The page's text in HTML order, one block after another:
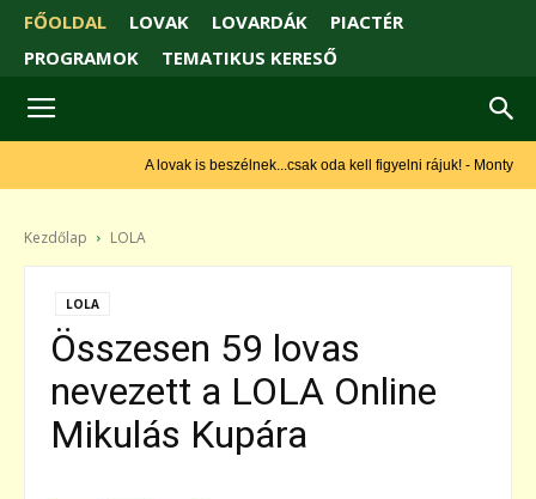
FŐOLDAL LOVAK LOVARDÁK
PIACTÉR
PROGRAMOK
TEMATIKUS KERESŐ
A lovak is beszélnek...csak oda kell figyelni rájuk! - Monty Roberts
Kezdőlap LOLA
LOLA
Összesen 59 lovas
nevezett a LOLA Online
Mikulás Kupára